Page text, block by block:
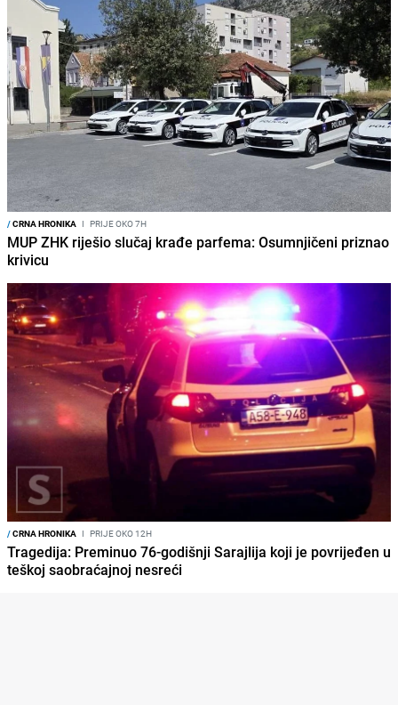
/CRNA HRONIKA I PRIJE OKO 7H
MUP ZHK riješio slučaj krađe parfema: Osumnjičeni priznao
krivicu
/CRNA HRONIKA I PRIJE OKO 12H
Tragedija: Preminuo 76-godišnji Sarajlija koji je povrijeđen u
teškoj saobraćajnoj nesreći